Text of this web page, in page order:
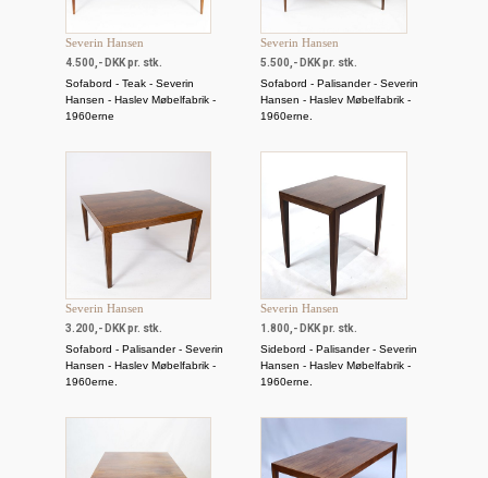
Severin Hansen
4.500,- DKK pr. stk.
Sofabord - Teak - Severin
Hansen - Haslev Møbelfabrik -
1960erne
Severin Hansen
5.500,- DKK pr. stk.
Sofabord - Palisander - Severin
Hansen - Haslev Møbelfabrik -
1960erne.
Severin Hansen
3.200,- DKK pr. stk.
Sofabord - Palisander - Severin
Hansen - Haslev Møbelfabrik -
1960erne.
Severin Hansen
1.800,- DKK pr. stk.
Sidebord - Palisander - Severin
Hansen - Haslev Møbelfabrik -
1960erne.